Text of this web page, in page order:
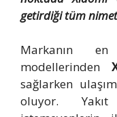
getirdiği tüm
Markanın
modellerinden
sağlarken
oluyor.